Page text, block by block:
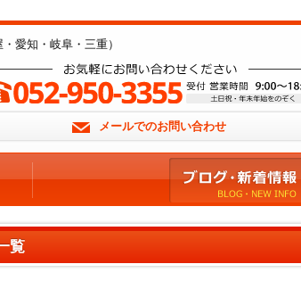
愛知・岐阜・三重）
メールでのお問い合わせ
覧